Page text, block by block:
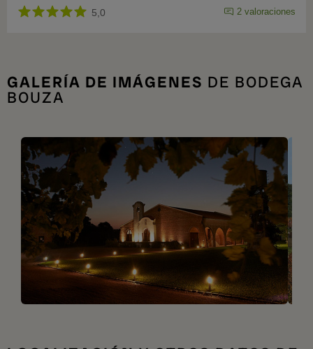
5,0 2 valoraciones
GALERÍA DE IMÁGENES DE BODEGA
BOUZA